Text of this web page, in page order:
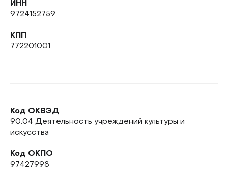
ИНН
9724152759
КПП
772201001
Код ОКВЭД
90.04 Деятельность учреждений культуры и
искусства
Код ОКПО
97427998